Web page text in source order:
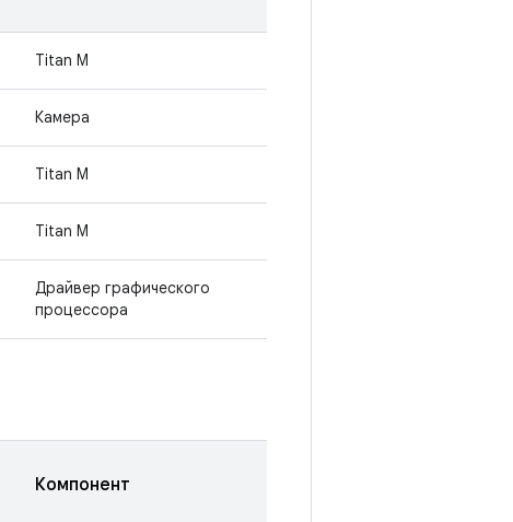
Titan M
Камера
Titan M
Titan M
Драйвер графического
процессора
Компонент